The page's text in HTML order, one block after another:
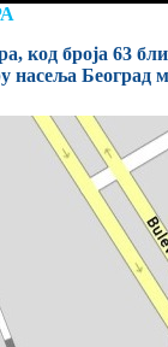
код броја 63
насеља Београд